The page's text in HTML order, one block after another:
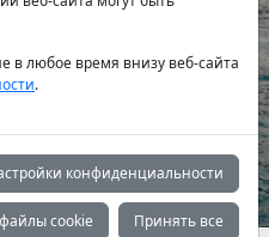
в любое время внизу веб-сайта
.
конфиденциальности
cookie Принять все